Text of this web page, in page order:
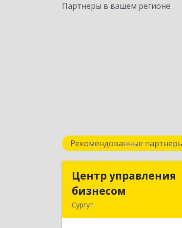
Партнеры в вашем регионе:
Рекомендованные
Центр управления
бизнесом
Сургут
Центр